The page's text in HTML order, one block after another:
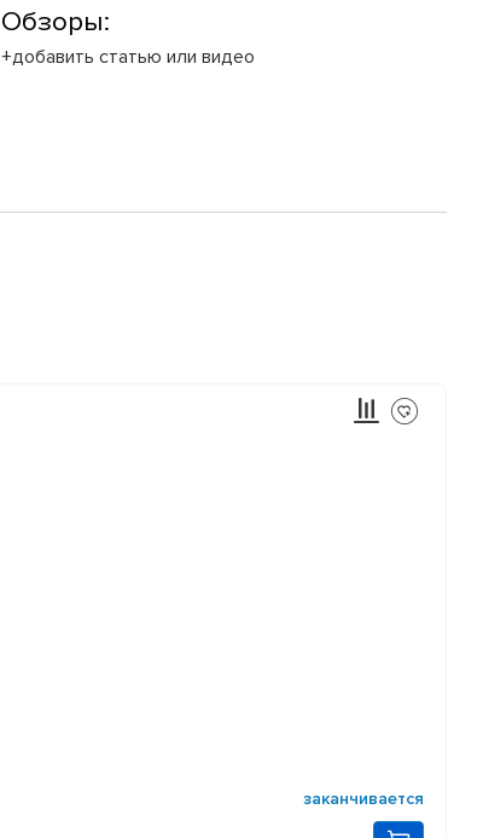
Обзоры:
+добавить статью или видео
заканчивается